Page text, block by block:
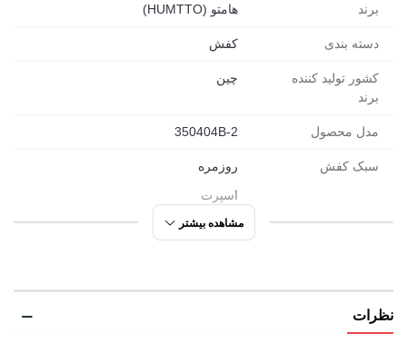
برند هامتو (HUMTTO)
دسته بندی کفش
کشور تولید کننده
برند
چین
مدل محصول 350404B-2
سبک کفش
روزمره
اسپرت
ورزشی
شهری
مشاهده بیشتر
نظرات